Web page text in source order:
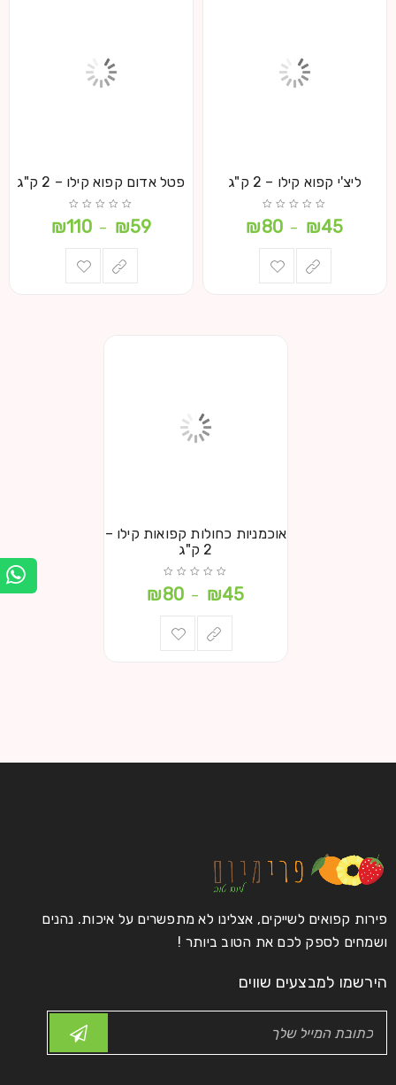
ליצ'י קפוא קילו – 2 ק"ג
₪45
–
₪80
פטל אדום קפוא קילו – 2 ק"ג
₪59
–
₪110
אוכמניות כחולות קפואות קילו –
2 ק"ג
₪45
–
₪80
פירות קפואים לשייקים, אצלינו לא מתפשרים על איכות. נהנים
ושמחים לספק לכם את הטוב ביותר !
הירשמו למבצעים שווים